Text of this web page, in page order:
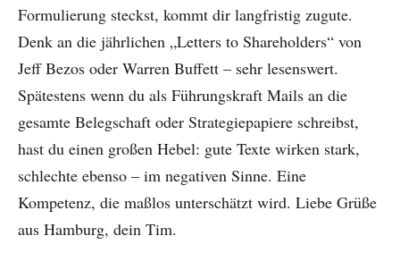
Formulierung steckst, kommt dir langfristig zugute.
Denk an die jährlichen „Letters to Shareholders“ von
Jeff Bezos oder Warren Buffett – sehr lesenswert.
Spätestens wenn du als Führungskraft Mails an die
gesamte Belegschaft oder Strategiepapiere schreibst,
hast du einen großen Hebel: gute Texte wirken stark,
schlechte ebenso – im negativen Sinne. Eine
Kompetenz, die maßlos unterschätzt wird. Liebe Grüße
aus Hamburg, dein Tim.